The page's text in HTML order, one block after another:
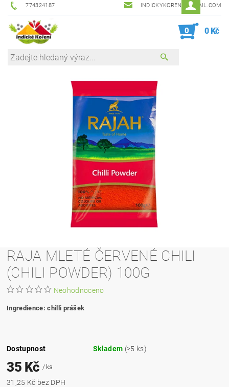
774324187 INDICKYKORENI@GMAIL.COM
0 0 Kč
RAJA MLETÉ ČERVENÉ CHILI
(CHILI POWDER) 100G
Neohodnoceno
Ingredience: chilli prášek
Dostupnost Skladem (>5 ks)
35 Kč/ ks
31,25 Kč bez DPH